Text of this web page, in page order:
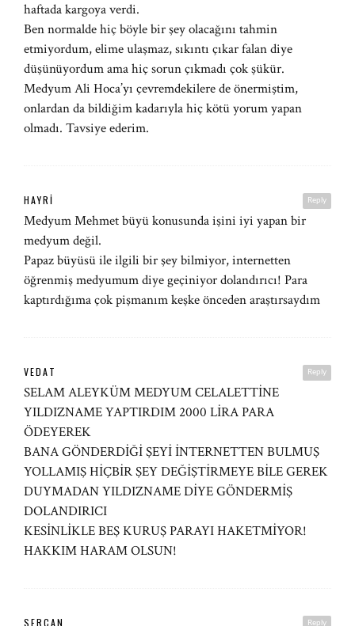
haftada kargoya verdi.
Ben normalde hiç böyle bir şey olacağını tahmin
etmiyordum, elime ulaşmaz, sıkıntı çıkar falan diye
düşünüyordum ama hiç sorun çıkmadı çok şükür.
Medyum Ali Hoca’yı çevremdekilere de önermiştim,
onlardan da bildiğim kadarıyla hiç kötü yorum yapan
olmadı. Tavsiye ederim.
Reply
HAYRI
Medyum Mehmet büyü konusunda işini iyi yapan bir
medyum değil.
Papaz büyüsü ile ilgili bir şey bilmiyor, internetten
öğrenmiş medyumum diye geçiniyor dolandırıcı! Para
kaptırdığıma çok pişmanım keşke önceden araştırsaydım
Reply
VEDAT
SELAM ALEYKÜM MEDYUM CELALETTİNE
YILDIZNAME YAPTIRDIM 2000 LİRA PARA
ÖDEYEREK
BANA GÖNDERDİĞİ ŞEYİ İNTERNETTEN BULMUŞ
YOLLAMIŞ HİÇBİR ŞEY DEĞİŞTİRMEYE BİLE GEREK
DUYMADAN YILDIZNAME DİYE GÖNDERMİŞ
DOLANDIRICI
KESİNLİKLE BEŞ KURUŞ PARAYI HAKETMİYOR!
HAKKIM HARAM OLSUN!
Reply
SERCAN